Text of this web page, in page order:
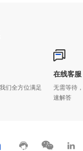
在线客服
速解答